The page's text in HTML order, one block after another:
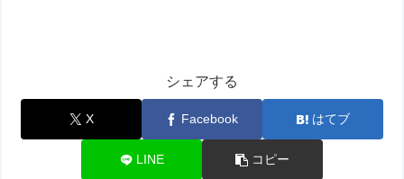
シェアする
X Facebook はてブ
LINE コピー